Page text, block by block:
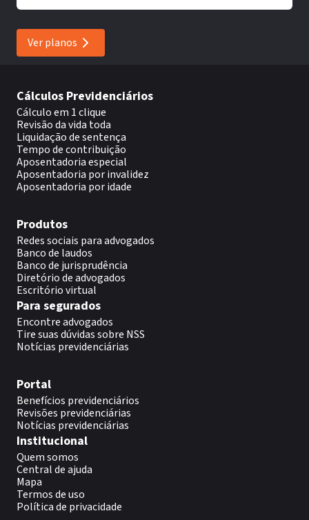
Ver planos
Cálculos Previdenciários
Cálculo em 1 clique
Revisão da vida toda
Liquidação de sentença
Tempo de contribuição
Aposentadoria especial
Aposentadoria por invalidez
Aposentadoria por idade
Produtos
Redes sociais para advogados
Banco de laudos
Banco de jurisprudência
Diretório de advogados
Escritório virtual
Para segurados
Encontre advogados
Tire suas dúvidas sobre NSS
Notícias previdenciárias
Portal
Benefícios previdenciários
Revisões previdenciárias
Notícias previdenciárias
Institucional
Quem somos
Central de ajuda
Mapa
Termos de uso
Política de privacidade